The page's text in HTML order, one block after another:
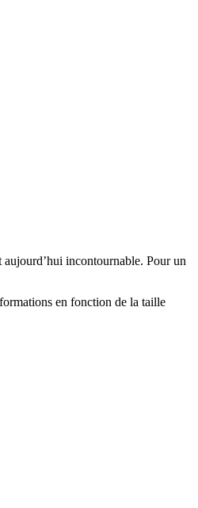
aujourd’hui incontournable. Pour un
en fonction de la taille